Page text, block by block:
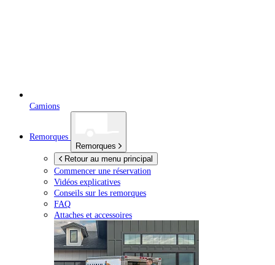
Camions
Remorques
Remorques
Retour au menu principal
Commencer une réservation
Vidéos explicatives
Conseils sur les remorques
FAQ
Attaches et accessoires